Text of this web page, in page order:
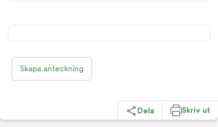
Skapa anteckning
Dela Skriv ut